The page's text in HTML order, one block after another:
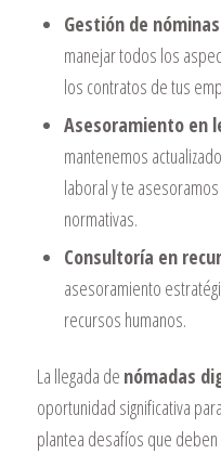
Gestión de
manejar todos los
los contratos de tus
Asesoramiento en
mantenemos
laboral y te
normativas.
Consultoría en
asesoramiento
recursos humanos.
La llegada de nómadas
oportunidad significativa
plantea desafíos que